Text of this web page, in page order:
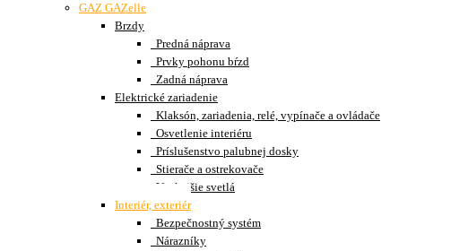
GAZ GAZelle
Brzdy
Predná náprava
Prvky pohonu bŕzd
Zadná náprava
Elektrické zariadenie
Klaksón, zariadenia, relé, vypínače a ovládače
Osvetlenie interiéru
Príslušenstvo palubnej dosky
Stierače a ostrekovače
Vonkajšie svetlá
Interiér, exteriér
Bezpečnostný systém
Nárazníky